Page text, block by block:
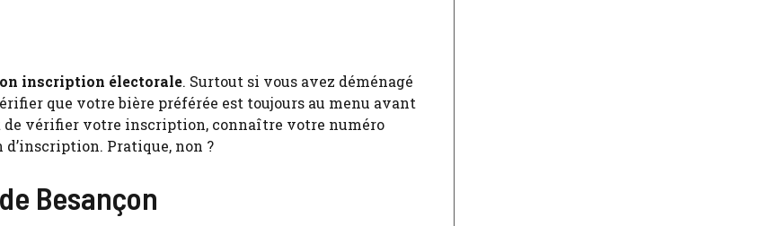
inscription électorale. Surtout si vous avez déménagé
que votre bière préférée est toujours au menu avant
de vérifier votre inscription, connaître votre numéro
Pratique, non ?
Besançon